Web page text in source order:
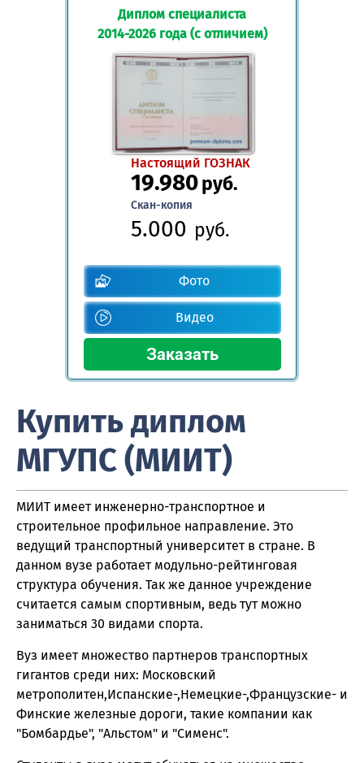
Диплом специалиста
2014-2026 года (с отличием)
Настоящий ГОЗНАК
19.980руб.
Скан-копия
5.000 руб.
Фото
Видео
Купить диплом
МГУПС (МИИТ)
МИИТ имеет инженерно-транспортное и
строительное профильное направление. Это
ведущий транспортный университет в стране. В
данном вузе работает модульно-рейтинговая
структура обучения. Так же данное учреждение
считается самым спортивным, ведь тут можно
заниматься 30 видами спорта.
Вуз имеет множество партнеров транспортных
гигантов среди них: Московский
метрополитен,Испанские-,Немецкие-,Французские- и
Финские железные дороги, такие компании как
"Бомбардье", "Альстом" и "Сименс".